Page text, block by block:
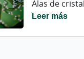
Alas de cristal
Leer más